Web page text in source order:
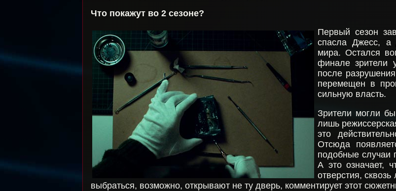
Что покажут во 2 сезоне?
Первый сезон
спасла Джесс, а
мира. Остался
финале зрители
после
перемещен в
сильную власть.
Зрители могли
лишь
это
Отсюда
подобные случаи
А это означает,
отверстия,
выбраться, возможно, открывают не ту дверь, комментирует этот